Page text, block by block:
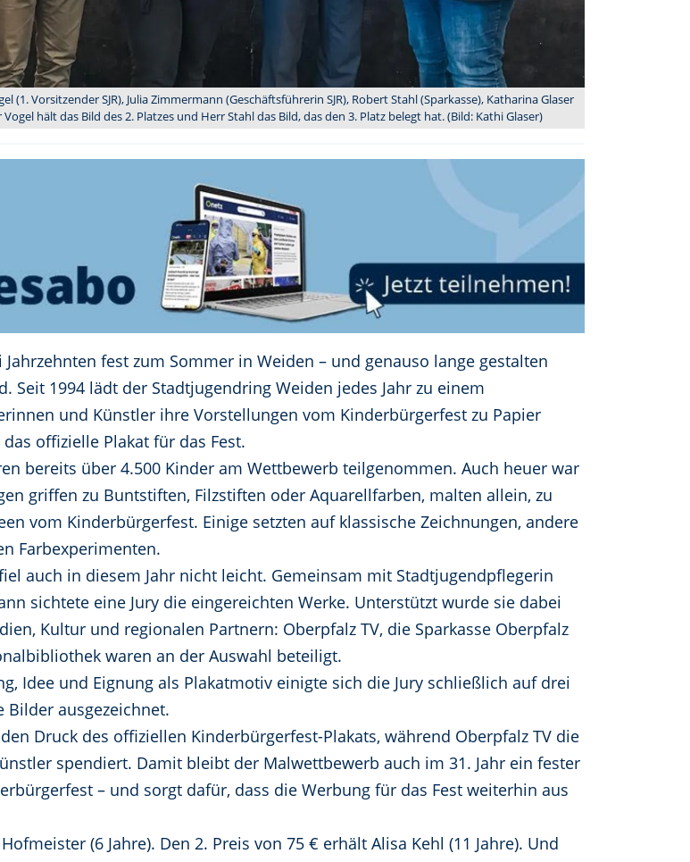
Vorsitzender SJR), Julia Zimmermann (Geschäftsführerin SJR), Robert Stahl (Sparkasse), Katharina Glaser
hält das Bild des 2. Platzes und Herr Stahl das Bild, das den 3. Platz belegt hat. (Bild: Kathi Glaser)
fest zum Sommer in Weiden – und genauso lange gestalten
Seit 1994 lädt der Stadtjugendring Weiden jedes Jahr zu einem
und Künstler ihre Vorstellungen vom Kinderbürgerfest zu Papier
offizielle Plakat für das Fest.
bereits über 4.500 Kinder am Wettbewerb teilgenommen. Auch heuer war
griffen zu Buntstiften, Filzstiften oder Aquarellfarben, malten allein, zu
vom Kinderbürgerfest. Einige setzten auf klassische Zeichnungen, andere
Farbexperimenten.
auch in diesem Jahr nicht leicht. Gemeinsam mit Stadtjugendpflegerin
sichtete eine Jury die eingereichten Werke. Unterstützt wurde sie dabei
Kultur und regionalen Partnern: Oberpfalz TV, die Sparkasse Oberpfalz
waren an der Auswahl beteiligt.
Idee und Eignung als Plakatmotiv einigte sich die Jury schließlich auf drei
Bilder ausgezeichnet.
Druck des offiziellen Kinderbürgerfest-Plakats, während Oberpfalz TV die
spendiert. Damit bleibt der Malwettbewerb auch im 31. Jahr ein fester
– und sorgt dafür, dass die Werbung für das Fest weiterhin aus
(6 Jahre). Den 2. Preis von 75 € erhält Alisa Kehl (11 Jahre). Und